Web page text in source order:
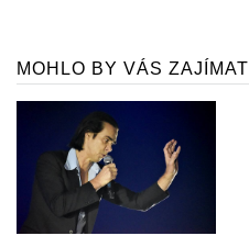
MOHLO BY VÁS ZAJÍMAT